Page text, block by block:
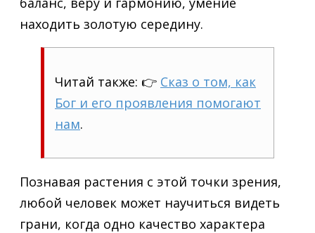
находить золотую середину.
Читай также: 👉 Сказ о том, как
Бог и его проявления помогают
нам.
Познавая растения с этой точки зрения,
любой человек может научиться видеть
грани, когда одно качество характера